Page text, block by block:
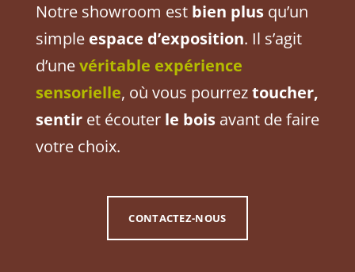
Notre showroom est bien plus qu’un
simple espace d’exposition. Il s’agit
d’unevéritable expérience
sensorielle, où vous pourreztoucher,
sentir et écouter le bois avant de faire
votre choix.
CONTACTEZ-NOUS